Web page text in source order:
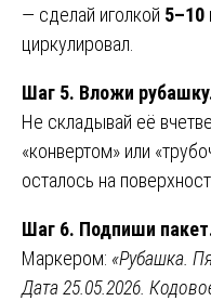
— сделай иголкой 5–10
циркулировал.
Шаг 5. Вложи
Не складывай её
«конвертом» или
осталось на
Шаг 6. Подпиши
Маркером: «Рубашка.
Дата 25.05.2026.